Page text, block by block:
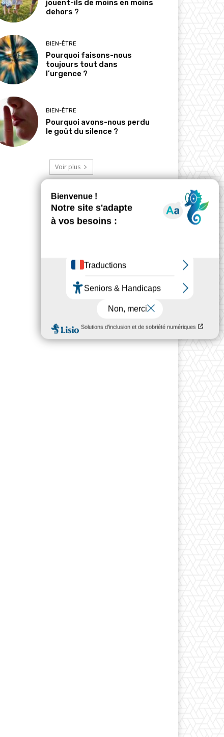
jouent-ils de moins en moins
dehors ?
BIEN-ÊTRE
Pourquoi faisons-nous
toujours tout dans
l’urgence ?
BIEN-ÊTRE
Pourquoi avons-nous perdu
le goût du silence ?
Voir plus